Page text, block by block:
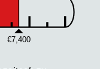
€7,400